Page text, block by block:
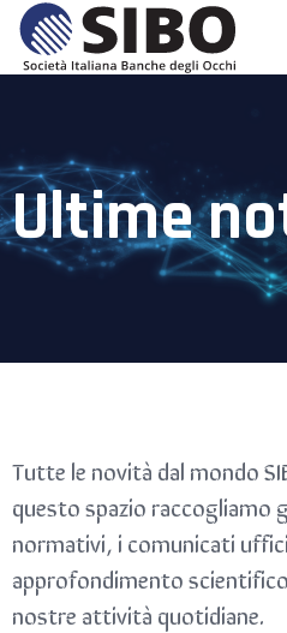
Ultime
Tutte le novità dal mondo
questo spazio raccogliamo
normativi, i comunicati
approfondimento
nostre attività quotidiane.